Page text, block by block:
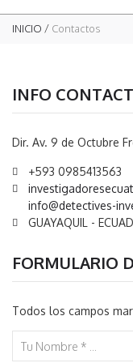
INICIO / Contactos
INFO
Dir. Av. 9 de Octubre
+593 0985413563
info@detectives-
GUAYAQUIL -
FORMULARIO
Todos los campos